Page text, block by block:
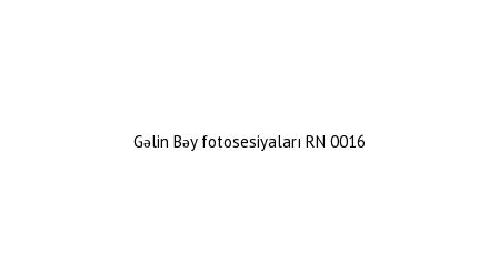
Gəlin Bəy fotosesiyaları RN 0016